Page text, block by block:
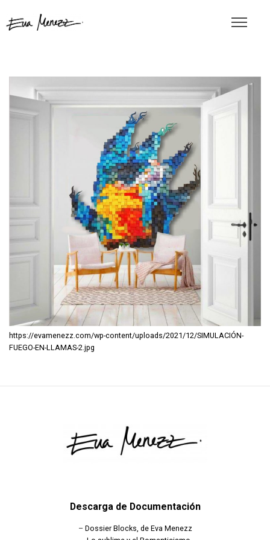
https://evamenezz.com/wp-content/uploads/2021/12/SIMULACIÓN-
FUEGO-EN-LLAMAS-2.jpg
Descarga de Documentación
– Dossier Blocks, de Eva Menezz